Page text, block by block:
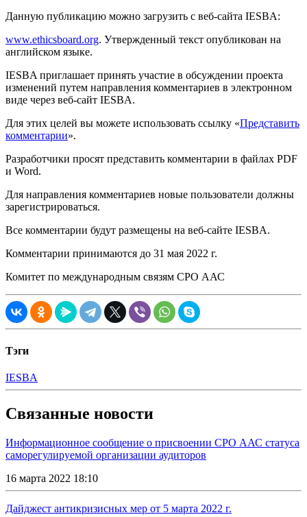
Данную публикацию можно загрузить с веб-сайта IESBA:
www.ethicsboard.org. Утвержденный текст опубликован на
английском языке.
IESBA приглашает принять участие в обсуждении проекта
изменений путем направления комментариев в электронном
виде через веб-сайт IESBA.
Для этих целей вы можете использовать ссылку «Представить
комментарии».
Разработчики просят представить комментарии в файлах PDF
и Word.
Для направления комментариев новые пользователи должны
зарегистрироваться.
Все комментарии будут размещены на веб-сайте IESBA.
Комментарии принимаются до 31 мая 2022 г.
Комитет по международным связям СРО ААС
Тэги
IESBA
Связанные новости
Информационное сообщение о присвоении СРО ААС статуса
саморегулируемой организации аудиторов
16 марта 2022 18:10
Дайджест антикризисных мер от 5 марта 2022 г.